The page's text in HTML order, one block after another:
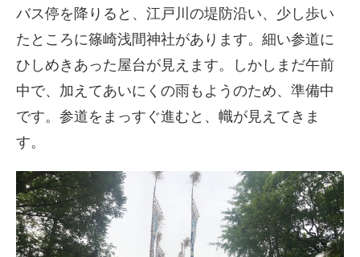
バス停を降りると、江戸川の堤防沿い、少し歩い
たところに篠崎浅間神社があります。細い参道に
ひしめきあった屋台が見えます。しかしまだ午前
中で、加えてあいにくの雨もようのため、準備中
です。参道をまっすぐ進むと、幟が見えてきま
す。